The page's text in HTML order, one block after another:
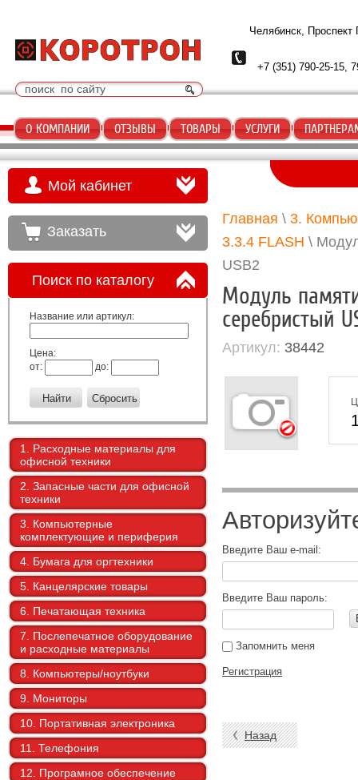
Челябинск,
+7 (351) 790-25-15,
О КОМПАНИИ ОТЗЫВЫ ТОВАРЫ УСЛУГИ
Мой кабинет
Заказать
Поиск по каталогу
Название или артикул:
Цена:
от:
до:
1. Расходные материалы для
офисной техники
2. Запасные части для офисной
техники
3. Компьютерные
комплектующие и периферия
4. Бумага для оргтехники
5. Канцелярские товары
6. Печатающая техника
7. Послепечатное оборудование
и расходные материалы
8. Компьютеры/ноутбуки
9. Мониторы
10. Портативная электроника
11. Телефония
12. Програмное обеспечение
Главная \ 3.
3.3.4 FLASH \
USB2
Модуль
серебристый
Артикул: 38442
Введите Ваш e-mail:
Введите Ваш пароль:
Запомнить меня
Регистрация
Назад